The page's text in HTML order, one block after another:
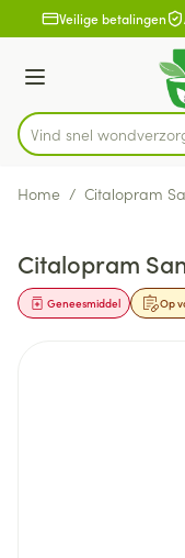
Ga naar de inhoud
1 van 1Veilige betalingen
Menu
Product, merk,
Vind snel
Home / Citalopram
Citalopram
Op
Geneesmiddel